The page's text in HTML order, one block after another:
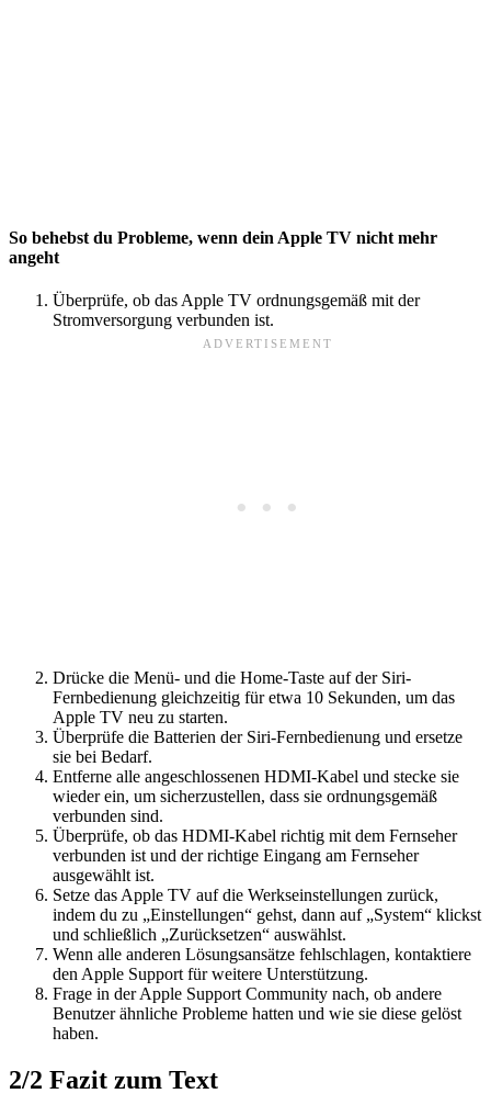
So behebst du Probleme, wenn dein Apple TV nicht mehr
angeht
Überprüfe, ob das Apple TV ordnungsgemäß mit der
Stromversorgung verbunden ist.
Drücke die Menü- und die Home-Taste auf der Siri-
Fernbedienung gleichzeitig für etwa 10 Sekunden, um das
Apple TV neu zu starten.
Überprüfe die Batterien der Siri-Fernbedienung und ersetze
sie bei Bedarf.
Entferne alle angeschlossenen HDMI-Kabel und stecke sie
wieder ein, um sicherzustellen, dass sie ordnungsgemäß
verbunden sind.
Überprüfe, ob das HDMI-Kabel richtig mit dem Fernseher
verbunden ist und der richtige Eingang am Fernseher
ausgewählt ist.
Setze das Apple TV auf die Werkseinstellungen zurück,
indem du zu „Einstellungen“ gehst, dann auf „System“ klickst
und schließlich „Zurücksetzen“ auswählst.
Wenn alle anderen Lösungsansätze fehlschlagen, kontaktiere
den Apple Support für weitere Unterstützung.
Frage in der Apple Support Community nach, ob andere
Benutzer ähnliche Probleme hatten und wie sie diese gelöst
haben.
2/2 Fazit zum Text